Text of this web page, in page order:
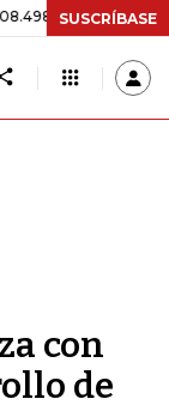
+$ 8.753,81 +2,19%
SUSCRÍBASE
con
de